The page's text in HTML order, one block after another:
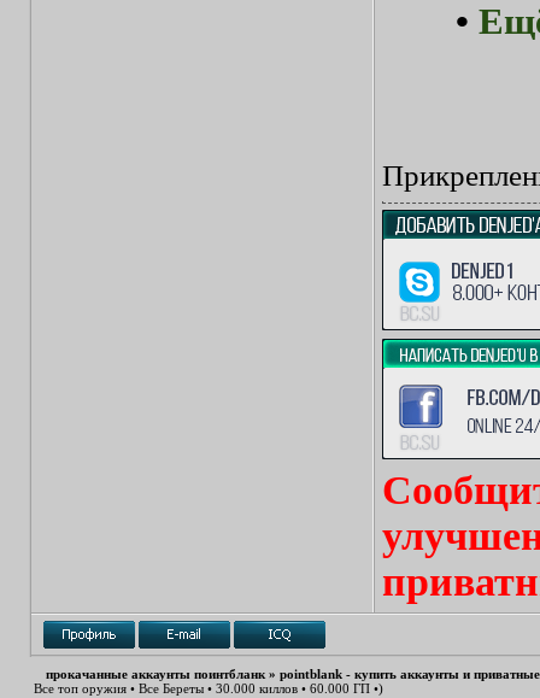
•
прокачанные аккаунты поинтбланк » pointblank - купить аккаунты и
Все топ оружия • Все Береты • 30.000 киллов • 60.000 ГП •)